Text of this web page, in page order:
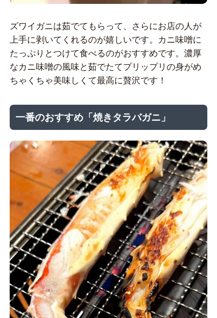
ズワイガニは茹でてもらって、さらにお店の人が
上手に剥いてくれるのが嬉しいです。カニ味噌に
たっぷりとつけて食べるのがおすすめです。濃厚
なカニ味噌の風味と茹でたてプリップリの身がめ
ちゃくちゃ美味しくて最高に贅沢です！
一番のおすすめ「焼きタラバガニ」